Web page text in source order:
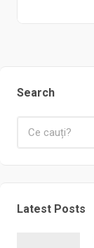
Search
Latest Posts